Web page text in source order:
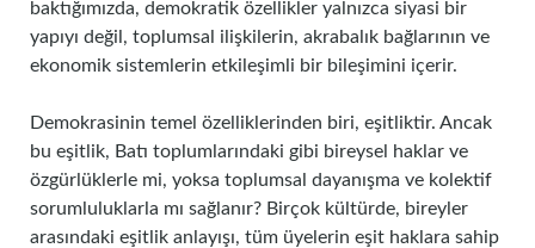
baktığımızda, demokratik özellikler yalnızca siyasi bir
yapıyı değil, toplumsal ilişkilerin, akrabalık bağlarının ve
ekonomik sistemlerin etkileşimli bir bileşimini içerir.
Demokrasinin temel özelliklerinden biri, eşitliktir. Ancak
bu eşitlik, Batı toplumlarındaki gibi bireysel haklar ve
özgürlüklerle mi, yoksa toplumsal dayanışma ve kolektif
sorumluluklarla mı sağlanır? Birçok kültürde, bireyler
arasındaki eşitlik anlayışı, tüm üyelerin eşit haklara sahip